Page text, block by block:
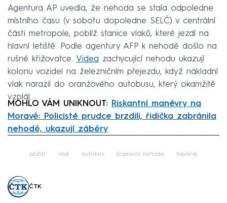
Agentura AP uvedla, že nehoda se stala odpoledne
místního času (v sobotu dopoledne SELČ) v centrální
části metropole, poblíž stanice vlaků, které jezdí na
hlavní letiště. Podle agentury AFP k nehodě došlo na
rušné křižovatce. Videa zachycující nehodu ukazují
kolonu vozidel na železničním přejezdu, když nákladní
vlak narazil do oranžového autobusu, který okamžitě
vzplál.
MOHLO VÁM UNIKNOUT:
Riskantní manévry na
Moravě: Policisté prudce brzdili, řidička zabránila
nehodě, ukazují záběry
požár vlak autobus dopravní nehoda havárie
ČTK